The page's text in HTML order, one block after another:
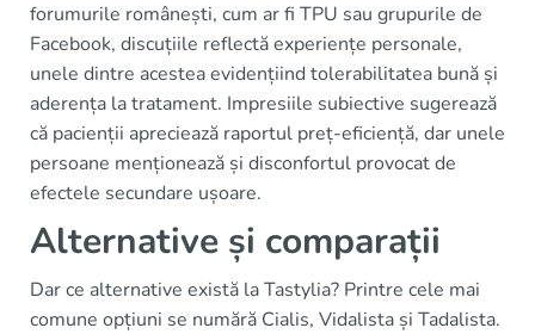
forumurile românești, cum ar fi TPU sau grupurile de
Facebook, discuțiile reflectă experiențe personale,
unele dintre acestea evidențiind tolerabilitatea bună și
aderența la tratament. Impresiile subiective sugerează
că pacienții apreciează raportul preț-eficiență, dar unele
persoane menționează și disconfortul provocat de
efectele secundare ușoare.
Alternative și comparații
Dar ce alternative există la Tastylia? Printre cele mai
comune opțiuni se numără Cialis, Vidalista și Tadalista.